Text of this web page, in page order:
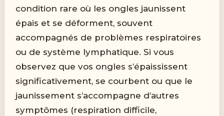
condition rare où les ongles jaunissent
épais et se déforment, souvent
accompagnés de problèmes respiratoires
ou de système lymphatique. Si vous
observez que vos ongles s’épaississent
significativement, se courbent ou que le
jaunissement s’accompagne d’autres
symptômes (respiration difficile,